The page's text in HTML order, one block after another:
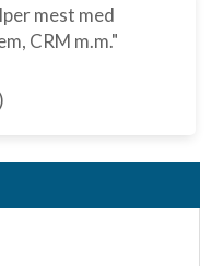
mest med
CRM m.m."